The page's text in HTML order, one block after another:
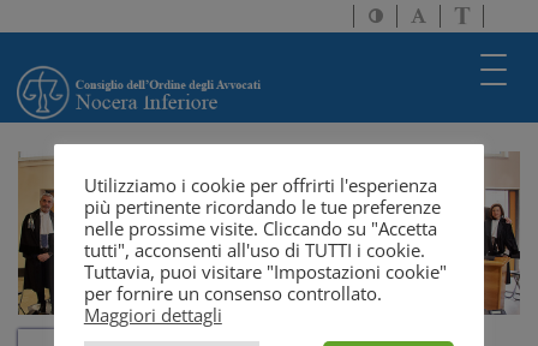
Attiva/disattiva
alto
Attiva/
dimensione
a
solo
Utilizziamo i cookie per offrirti l'esperienza
più pertinente ricordando le tue preferenze
nelle prossime visite. Cliccando su "Accetta
tutti", acconsenti all'uso di TUTTI i cookie.
Tuttavia, puoi visitare "Impostazioni cookie"
per fornire un consenso controllato.
Maggiori dettagli